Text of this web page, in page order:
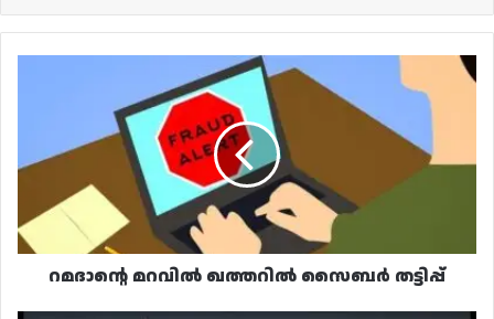
തട്ടിപ്പ്
റമദാന്റെ മറവിൽ ഖത്തറിൽ സൈബർ തട്ടിപ്പ്